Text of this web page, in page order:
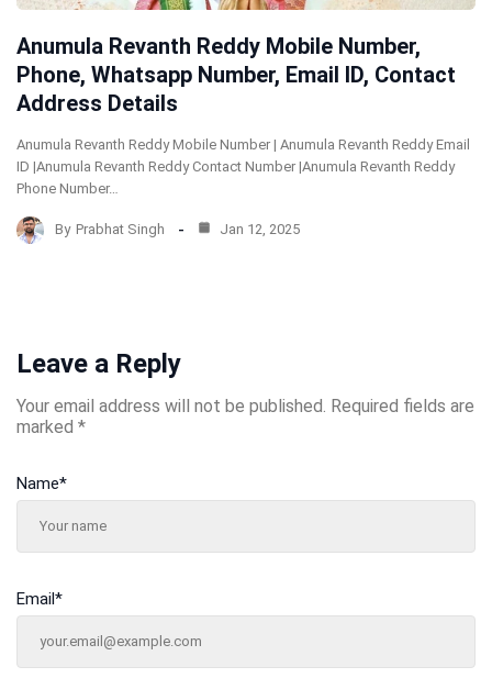
Anumula Revanth Reddy Mobile Number,
Phone, Whatsapp Number, Email ID, Contact
Address Details
Anumula Revanth Reddy Mobile Number | Anumula Revanth Reddy Email
ID |Anumula Revanth Reddy Contact Number |Anumula Revanth Reddy
Phone Number…
By Prabhat Singh Jan 12, 2025
Leave a Reply
Your email address will not be published. Required fields are
marked *
Name*
Email*